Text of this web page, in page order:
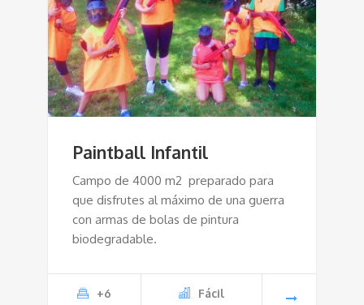
Paintball Infantil
Campo de 4000 m2 preparado para
que disfrutes al máximo de una guerra
con armas de bolas de pintura
biodegradable.
+6 Fácil